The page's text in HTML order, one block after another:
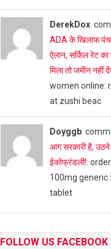
DerekDox
ADA के खिलाफ
ऐलान, सर्किल रेट
मिला तो जमीन नहीं
women online:
at zushi beac
Doyggb
आग सरकारी है,
ईकोफ्रंडली!:
100mg
tablet
FOLLOW US FACEBOOK